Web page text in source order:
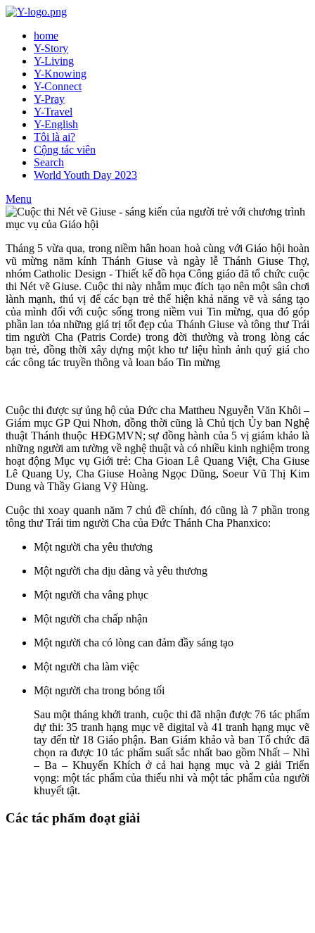
home
Y-Story
Y-Living
Y-Knowing
Y-Connect
Y-Pray
Y-Travel
Y-English
Tôi là ai?
Cộng tác viên
Search
World Youth Day 2023
Menu
Tháng 5 vừa qua, trong niềm hân hoan hoà cùng với Giáo hội hoàn
vũ mừng năm kính Thánh Giuse và ngày lễ Thánh Giuse Thợ,
nhóm Catholic Design - Thiết kế đồ họa Công giáo đã tổ chức cuộc
thi Nét vẽ Giuse. Cuộc thi này nhằm mục đích tạo nên một sân chơi
lành mạnh, thú vị để các bạn trẻ thể hiện khả năng vẽ và sáng tạo
của mình đối với cuộc sống trong niềm vui Tin mừng, qua đó góp
phần lan tỏa những giá trị tốt đẹp của Thánh Giuse và tông thư Trái
tim người Cha (Patris Corde) trong đời thường và trong lòng các
bạn trẻ, đồng thời xây dựng một kho tư liệu hình ảnh quý giá cho
các công tác truyền thông và loan báo Tin mừng
Cuộc thi được sự ủng hộ của Đức cha Mattheu Nguyễn Văn Khôi –
Giám mục GP Qui Nhơn, đồng thời cũng là Chủ tịch Ủy ban Nghệ
thuật Thánh thuộc HĐGMVN; sự đồng hành của 5 vị giám khảo là
những người am tường về nghệ thuật và có nhiều kinh nghiệm trong
hoạt động Mục vụ Giới trẻ: Cha Gioan Lê Quang Việt, Cha Giuse
Lê Quang Uy, Cha Giuse Hoàng Ngọc Dũng, Soeur Vũ Thị Kim
Dung và Thầy Giang Vỹ Hùng.
Cuộc thi xoay quanh năm 7 chủ đề chính, đó cũng là 7 phần trong
tông thư Trái tim người Cha của Đức Thánh Cha Phanxico:
Một người cha yêu thương
Một người cha dịu dàng và yêu thương
Một người cha vâng phục
Một người cha chấp nhận
Một người cha có lòng can đảm đầy sáng tạo
Một người cha làm việc
Một người cha trong bóng tối
Sau một tháng khởi tranh, cuộc thi đã nhận được 76 tác phẩm
dự thi: 35 tranh hạng mục vẽ digital và 41 tranh hạng mục vẽ
tay đến từ 18 Giáo phận. Ban Giám khảo và ban Tổ chức đã
chọn ra được 10 tác phẩm suất sắc nhất bao gồm Nhất – Nhì
– Ba – Khuyến Khích ở cả hai hạng mục và 2 giải Triển
vọng: một tác phẩm của thiếu nhi và một tác phẩm của người
khuyết tật.
Các tác phẩm đoạt giải